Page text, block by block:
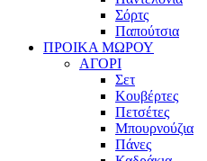
Σόρτς
Παπούτσια
ΠΡΟΙΚΑ ΜΩΡΟΥ
ΑΓΟΡΙ
Σετ
Κουβέρτες
Πετσέτες
Μπουρνούζια
Πάνες